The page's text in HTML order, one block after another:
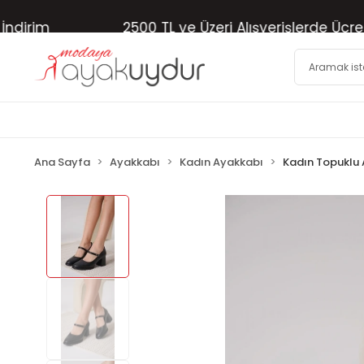
2500 TL ve Üzeri Alışverişlerde Ücretsiz
Ana Sayfa Ayakkabı Kadın Ayakkabı Kadın Topuklu